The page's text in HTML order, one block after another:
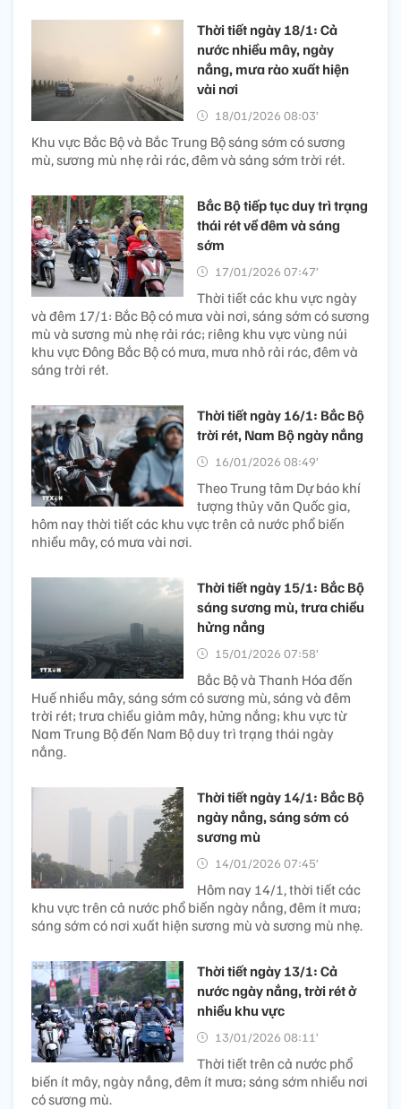
Thời tiết ngày 18/1: Cả
nước nhiều mây, ngày
nắng, mưa rào xuất hiện
vài nơi
18/01/2026 08:03’
Khu vực Bắc Bộ và Bắc Trung Bộ sáng sớm có sương
mù, sương mù nhẹ rải rác, đêm và sáng sớm trời rét.
Bắc Bộ tiếp tục duy trì trạng
thái rét về đêm và sáng
sớm
17/01/2026 07:47’
Thời tiết các khu vực ngày
và đêm 17/1: Bắc Bộ có mưa vài nơi, sáng sớm có sương
mù và sương mù nhẹ rải rác; riêng khu vực vùng núi
khu vực Đông Bắc Bộ có mưa, mưa nhỏ rải rác, đêm và
sáng trời rét.
Thời tiết ngày 16/1: Bắc Bộ
trời rét, Nam Bộ ngày nắng
16/01/2026 08:49’
Theo Trung tâm Dự báo khí
tượng thủy văn Quốc gia,
hôm nay thời tiết các khu vực trên cả nước phổ biến
nhiều mây, có mưa vài nơi.
Thời tiết ngày 15/1: Bắc Bộ
sáng sương mù, trưa chiều
hửng nắng
15/01/2026 07:58’
Bắc Bộ và Thanh Hóa đến
Huế nhiều mây, sáng sớm có sương mù, sáng và đêm
trời rét; trưa chiều giảm mây, hửng nắng; khu vực từ
Nam Trung Bộ đến Nam Bộ duy trì trạng thái ngày
nắng.
Thời tiết ngày 14/1: Bắc Bộ
ngày nắng, sáng sớm có
sương mù
14/01/2026 07:45’
Hôm nay 14/1, thời tiết các
khu vực trên cả nước phổ biến ngày nắng, đêm ít mưa;
sáng sớm có nơi xuất hiện sương mù và sương mù nhẹ.
Thời tiết ngày 13/1: Cả
nước ngày nắng, trời rét ở
nhiều khu vực
13/01/2026 08:11’
Thời tiết trên cả nước phổ
biến ít mây, ngày nắng, đêm ít mưa; sáng sớm nhiều nơi
có sương mù.